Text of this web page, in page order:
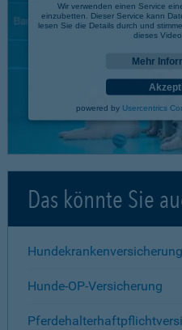
Wir verwenden einen Service
einzubetten. Dieser Service kann
lesen Sie die Details durch und
dieses
Mehr
powered by Usercentrics
Das könnte Sie
Hundekrankenversicherung
Hunde-OP-Versicherung